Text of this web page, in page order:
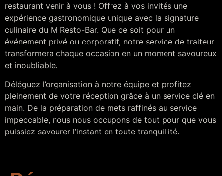
restaurant venir à vous ! Offrez à vos invités une
expérience gastronomique unique avec la signature
culinaire du M Resto-Bar. Que ce soit pour un
événement privé ou corporatif, notre service de traiteur
transformera chaque occasion en un moment savoureux
et inoubliable.
Déléguez l’organisation à notre équipe et profitez
pleinement de votre réception grâce à un service clé en
main. De la préparation de mets raffinés au service
impeccable, nous nous occupons de tout pour que vous
puissiez savourer l’instant en toute tranquillité.